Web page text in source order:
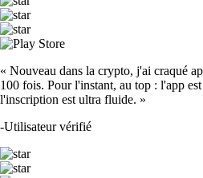
« Nouveau dans la crypto, j'ai craqué
100 fois. Pour l'instant, au top : l'app
l'inscription est ultra fluide. »
-Utilisateur vérifié